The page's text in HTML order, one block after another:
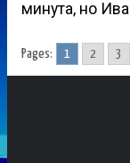
минута, но
Pages: 1 2 3